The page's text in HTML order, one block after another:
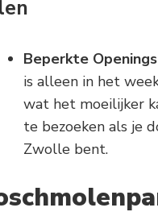
Beperkte
is alleen in het
wat het moeilijker
te bezoeken als je
Zwolle bent.